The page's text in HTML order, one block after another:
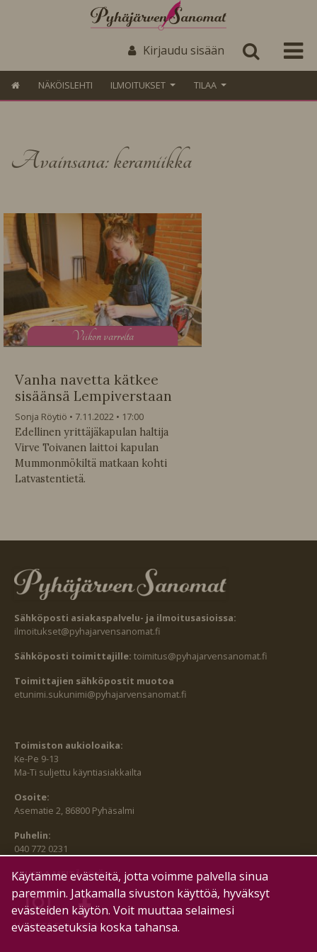
Kirjaudu sisään
NÄKÖISLEHTI ILMOITUKSET TILAA
Avainsana: keramiikka
Viikon varrelta
Vanha navetta kätkee
sisäänsä Lempiverstaan
Sonja Röytiö 7.11.2022
17:00
Edellinen yrittäjäkapulan haltija
Virve Toivanen laittoi kapulan
Mummonmökiltä matkaan kohti
Latvastentietä.
Sähköposti asiakaspalvelu- ja ilmoitusasioissa:
ilmoitukset@pyhajarvensanomat.fi
Sähköposti toimittajille: toimitus@pyhajarvensanomat.fi
Toimittajien sähköpostit muotoa
etunimi.sukunimi@pyhajarvensanomat.fi
Toimiston aukioloaika:
Ke-Pe 9-13
Ma-Ti suljettu käyntiasiakkailta
Osoite:
Asematie 2, 86800 Pyhäsalmi
Puhelin:
040 772 0231
SEURAA MEITÄ MYÖS:
HALLITSE EVÄSTEITÄ
Käytämme evästeitä, jotta voimme palvella sinua
paremmin. Jatkamalla sivuston käyttöä, hyväksyt
evästeiden käytön. Voit muuttaa selaimesi
evästeasetuksia koska tahansa.